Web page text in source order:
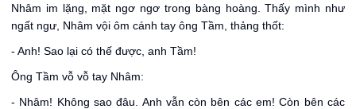
Nhâm im lặng, mặt ngơ ngơ trong bàng hoàng. Thấy mình như
ngất ngư, Nhâm vội ôm cánh tay ông Tầm, thảng thốt:
- Anh! Sao lại có thế được, anh Tầm!
Ông Tầm vỗ vỗ tay Nhâm:
- Nhâm! Không sao đâu. Anh vẫn còn bên các em! Còn bên các